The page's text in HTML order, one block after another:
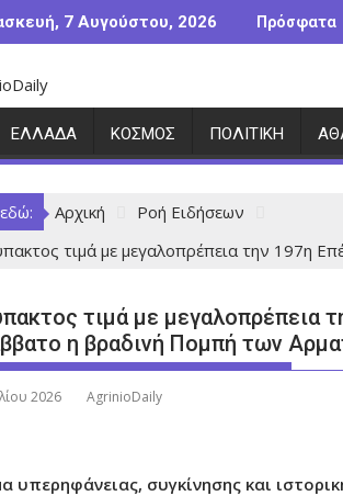
7 Αυγούστου, 2026 Πρόσφατα
ΕΛΛΆΔΑ ΚΌΣΜΟΣ ΠΟΛΙΤΙΚΉ
Αρχική
Ροή Ειδήσεων
τιμά με μεγαλοπρέπεια την 197η
τιμά με μεγαλοπρέπεια
η βραδινή Πομπή των
2026 AgrinioDaily
υπερηφάνειας, συγκίνησης και